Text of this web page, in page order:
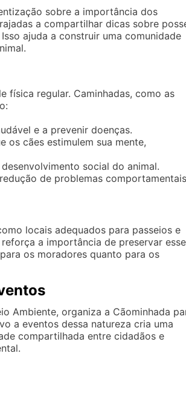
sobre a importância dos
a compartilhar dicas sobre
ajuda a construir uma comunidade
física regular. Caminhadas, como as
e a prevenir doenças.
os cães estimulem sua mente,
social do animal.
de problemas
locais adequados para passeios e
a importância de preservar
os moradores quanto para os
Ambiente, organiza a Cãominhada
a eventos dessa natureza cria uma
compartilhada entre cidadãos e